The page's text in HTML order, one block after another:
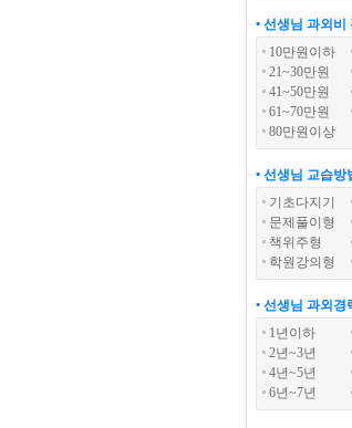
• 선생님 과외비
10만원이하
21~30만원
41~50만원
61~70만원
80만원이상
• 선생님 교습방
기초다지기
문제풀이형
책위주형
학원강의형
• 선생님 과외경
1년이하
2년~3년
4년~5년
6년~7년